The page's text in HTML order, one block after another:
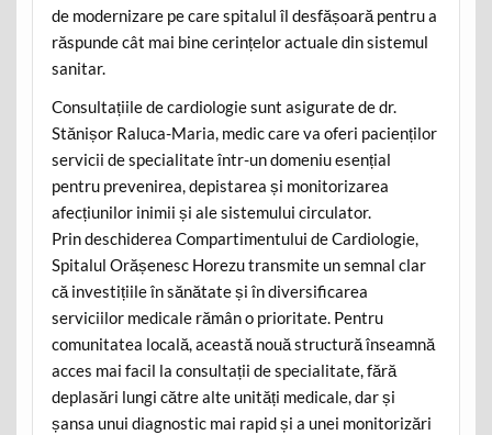
de modernizare pe care spitalul îl desfășoară pentru a
răspunde cât mai bine cerințelor actuale din sistemul
sanitar.
Consultațiile de cardiologie sunt asigurate de dr.
Stănișor Raluca-Maria, medic care va oferi pacienților
servicii de specialitate într-un domeniu esențial
pentru prevenirea, depistarea și monitorizarea
afecțiunilor inimii și ale sistemului circulator.
Prin deschiderea Compartimentului de Cardiologie,
Spitalul Orășenesc Horezu transmite un semnal clar
că investițiile în sănătate și în diversificarea
serviciilor medicale rămân o prioritate. Pentru
comunitatea locală, această nouă structură înseamnă
acces mai facil la consultații de specialitate, fără
deplasări lungi către alte unități medicale, dar și
șansa unui diagnostic mai rapid și a unei monitorizări